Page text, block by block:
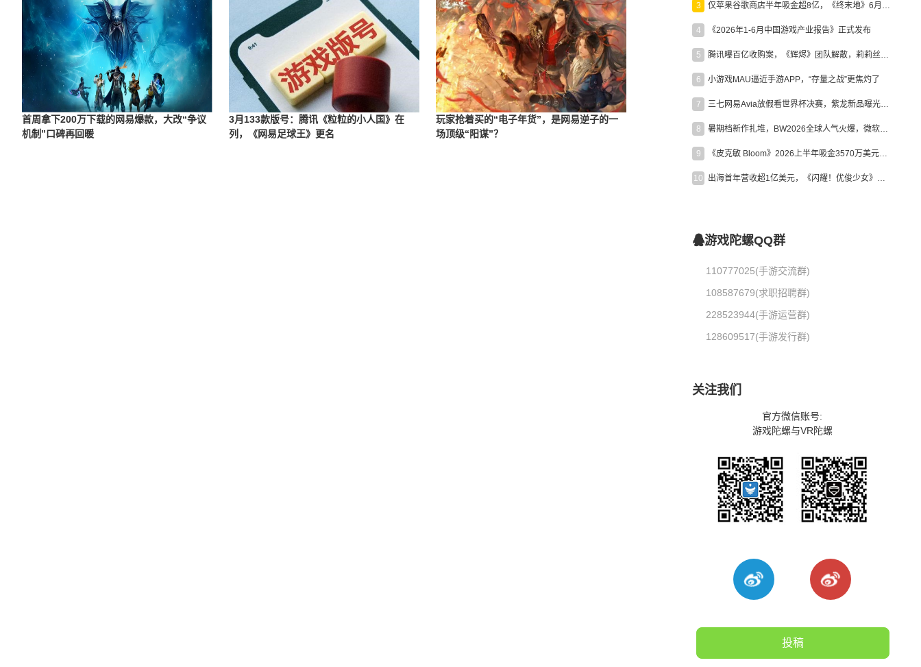
首周拿下200万下载的网易爆款，大改“争议
机制”口碑再回暖
3月133款版号：腾讯《粒粒的小人国》在
列，《网易足球王》更名
玩家抢着买的“电子年货”，是网易逆子的一
场顶级“阳谋”？
3 仅苹果谷歌商店半年吸金超8亿，《终末地》6月份收入显著回暖
4 《2026年1-6月中国游戏产业报告》正式发布
5 腾讯曝百亿收购案，《辉烬》团队解散，莉莉丝新作曝光｜陀螺周报
6 小游戏MAU逼近手游APP，“存量之战”更焦灼了
7 三七网易Avia放假看世界杯决赛，紫龙新品曝光，米哈游新作上线 | 陀螺周报
8 暑期档新作扎堆，BW2026全球人气火爆，微软XBOX大裁员|陀螺周报
9 《皮克敏 Bloom》2026上半年吸金3570万美元，中国台湾成最大市场
10 出海首年营收超1亿美元，《闪耀！优俊少女》美国市场占比达七成
游戏陀螺QQ群
110777025(手游交流群)
108587679(求职招聘群)
228523944(手游运营群)
128609517(手游发行群)
关注我们
官方微信账号:
游戏陀螺与VR陀螺
投稿